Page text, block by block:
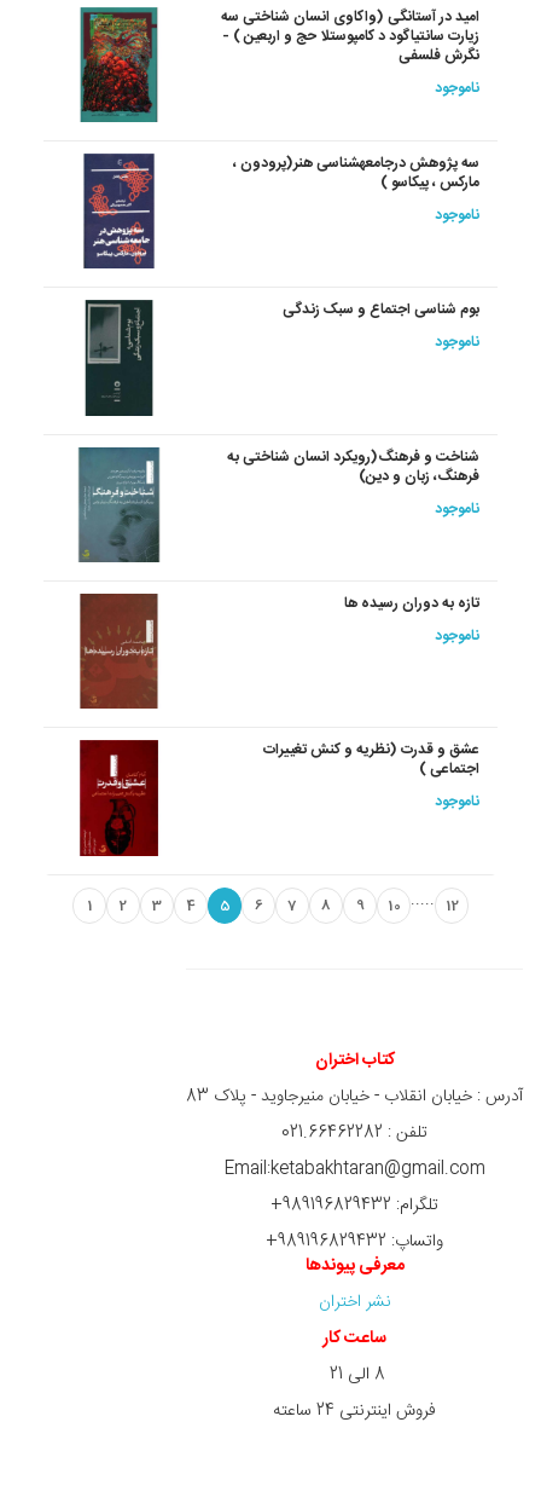
امید در آستانگی (واکاوی انسان شناختی سه
زیارت سانتیاگود د کامپوستلا حج و اربعین ) -
نگرش فلسفی
ناموجود
سه‏ پژوهش‏ درجامعه‏شناسی‏ هنر(پرودون ،
مارکس ، پیکاسو )
ناموجود
بوم شناسی اجتماع و سبک زندگی
ناموجود
شناخت و فرهنگ(رویکرد انسان شناختی به
فرهنگ، زبان و دین)
ناموجود
تازه به دوران رسیده ها
ناموجود
عشق و قدرت (نظریه و کنش تغییرات
اجتماعی )
ناموجود
1 2 3 4 5 6 7 8 9 10 ..... 12
کتاب اختران
آدرس : خیابان انقلاب - خیابان منیرجاوید - پلاک 83
تلفن : 021.66462282
Email:ketabakhtaran@gmail.com
تلگرام: 989196829432+
واتساپ: 989196829432+
معرفی پیوندها
نشر اختران
ساعت کار
8 الی 21
فروش اینترنتی 24 ساعته